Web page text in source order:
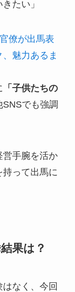
たい」
僚が出馬表
魅力あるま
「子供たちの
SNSでも強調
営手腕を活か
って出馬に
果は？
なく、 今回